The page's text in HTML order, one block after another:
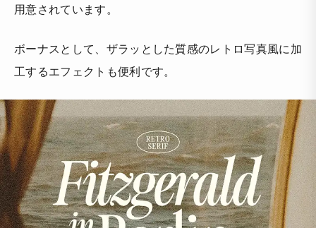
用意されています。
ボーナスとして、ザラッとした質感のレトロ写真風に加
工するエフェクトも便利です。